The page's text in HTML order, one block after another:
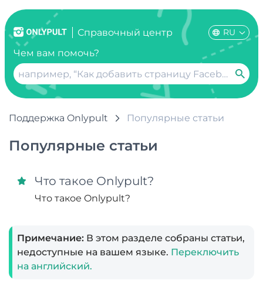
Справочный центр RU
Чем вам помочь?
Поддержка Onlypult Популярные статьи
Популярные статьи
Что такое Onlypult?
Что такое Onlypult?
Примечание: В этом разделе собраны статьи,
недоступные на вашем языке. Переключить
на английский.